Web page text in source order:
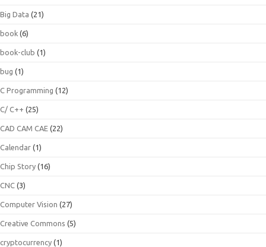
Big Data (21)
book (6)
book-club (1)
bug (1)
C Programming (12)
C/ C++ (25)
CAD CAM CAE (22)
Calendar (1)
Chip Story (16)
CNC (3)
Computer Vision (27)
Creative Commons (5)
cryptocurrency (1)